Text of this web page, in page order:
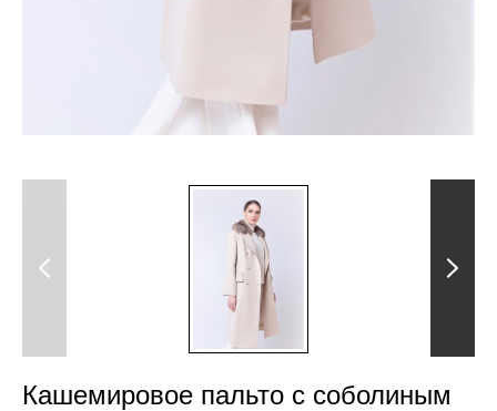
Previous Next
Кашемировое пальто с соболиным